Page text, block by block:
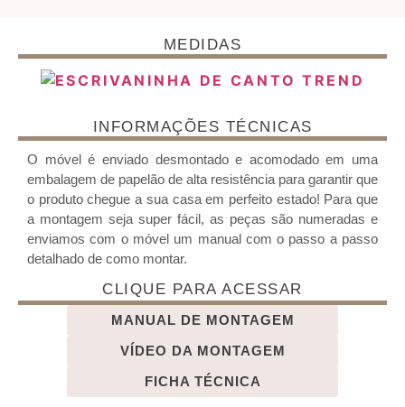
MEDIDAS
INFORMAÇÕES TÉCNICAS
O móvel é enviado desmontado e acomodado em uma
embalagem de papelão de alta resistência para garantir que
o produto chegue a sua casa em perfeito estado! Para que
a montagem seja super fácil, as peças são numeradas e
enviamos com o móvel um manual com o passo a passo
detalhado de como montar.
CLIQUE PARA ACESSAR
MANUAL DE MONTAGEM
VÍDEO DA MONTAGEM
FICHA TÉCNICA